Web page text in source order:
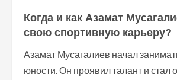
Когда и как Азамат
свою спортивную карьеру?
Азамат Мусагалиев начал
юности. Он проявил талант и стал